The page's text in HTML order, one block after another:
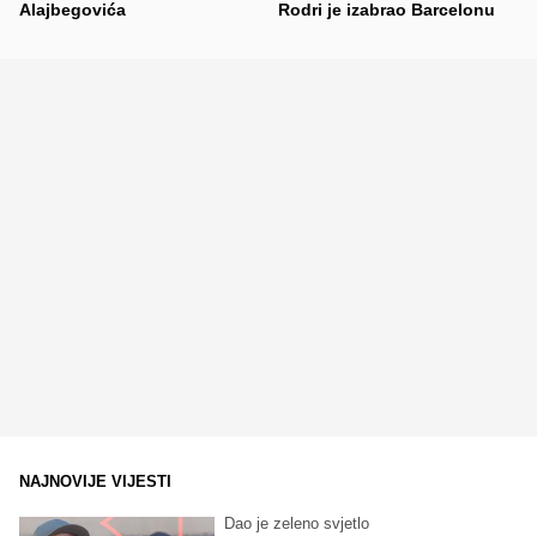
Alajbegovića
Rodri je izabrao Barcelonu
NAJNOVIJE VIJESTI
Dao je zeleno svjetlo